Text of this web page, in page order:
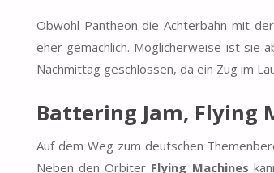
Obwohl Pantheon die Achterbahn mit
eher gemächlich. Möglicherweise ist sie
Nachmittag geschlossen, da ein Zug im
Battering Jam, Flying
Auf dem Weg zum deutschen
Neben den Orbiter Flying Machines